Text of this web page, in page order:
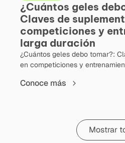
¿Cuántos geles
Claves de
competiciones y
larga duración
¿Cuántos geles debo tomar?:
en competiciones y
Conoce más
Mostrar